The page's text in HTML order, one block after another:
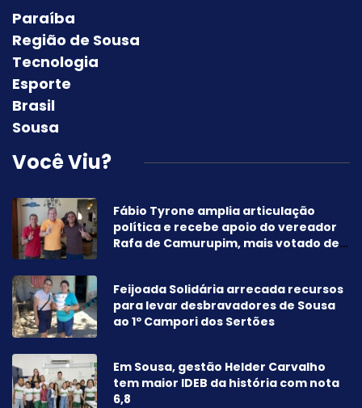
Paraíba
Região de Sousa
Tecnologia
Esporte
Brasil
Sousa
Você Viu?
Fábio Tyrone amplia articulação
política e recebe apoio do vereador
Rafa de Camurupim, mais votado de
Feijoada Solidária arrecada recursos
para levar desbravadores de Sousa
ao 1º Campori dos Sertões
Em Sousa, gestão Helder Carvalho
tem maior IDEB da história com nota
6,8